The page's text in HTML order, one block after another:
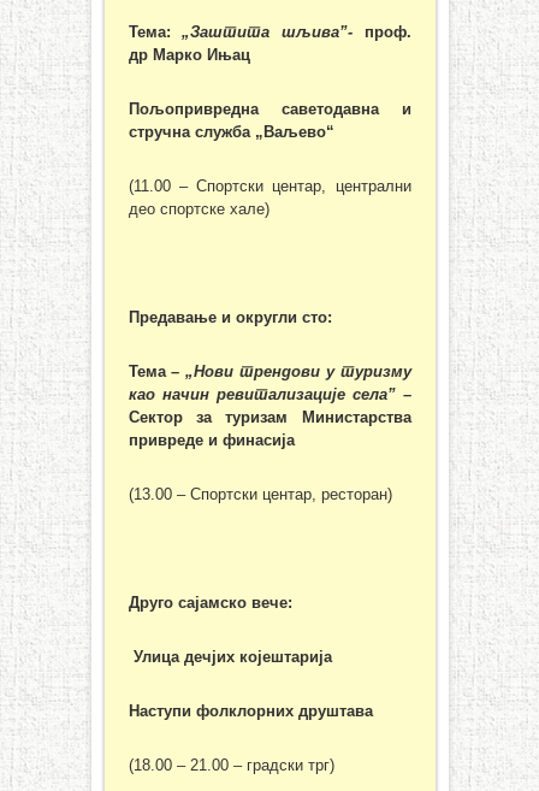
Тема:„Заштита шљива”- проф.
др Марко Ињац
Пољопривредна саветодавна и
стручна служба „Ваљево“
(11.00 – Спортски центар, централни
део спортске хале)
Предавање и округли сто:
Тема –„Нови трендови у туризму
као начин ревитализације села”–
Сектор за туризам Министарства
привреде и финасија
(13.00 – Спортски центар, ресторан)
Друго сајамско вече:
Улица дечјих којештарија
Наступи фолклорних друштава
(18.00 – 21.00 – градски трг)